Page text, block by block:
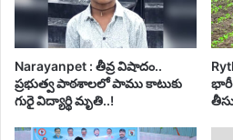
Narayanpet : తీవ్ర విషాదం..
ప్రభుత్వ పాఠశాలలో పాము కాటుకు
గురై విద్యార్థి మృతి..!
భారీ